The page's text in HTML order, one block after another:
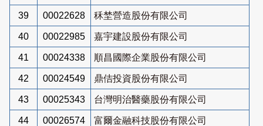
39 00022628 秝埜營造股份有限公司
40 00022985 嘉宇建設股份有限公司
41 00024338 順昌國際企業股份有限公司
42 00024549 鼎佶投資股份有限公司
43 00025343 台灣明治醫藥股份有限公司
44 00026574 富爾金融科技股份有限公司